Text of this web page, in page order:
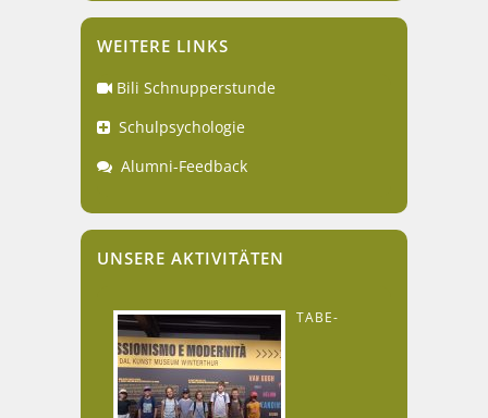
WEITERE LINKS
Bili Schnupperstunde
Schulpsychologie
Alumni-Feedback
UNSERE AKTIVITÄTEN
TABE-